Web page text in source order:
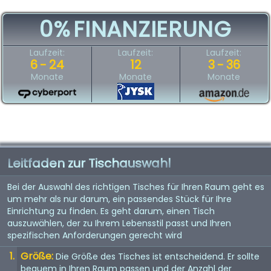
0%FINANZIERUNG
Laufzeit:
6 - 24
Monate
Laufzeit:
12
Monate
Laufzeit:
3 - 36
Monate
Leitfaden zur Tischauswahl
Bei der Auswahl des richtigen Tisches für Ihren Raum geht es
um mehr als nur darum, ein passendes Stück für Ihre
Einrichtung zu finden. Es geht darum, einen Tisch
auszuwählen, der zu Ihrem Lebensstil passt und Ihren
spezifischen Anforderungen gerecht wird
Größe: Die Größe des Tisches ist entscheidend. Er sollte
bequem in Ihren Raum passen und der Anzahl der